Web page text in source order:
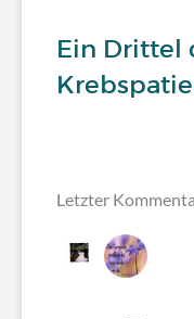
Ein Drittel
Letzter